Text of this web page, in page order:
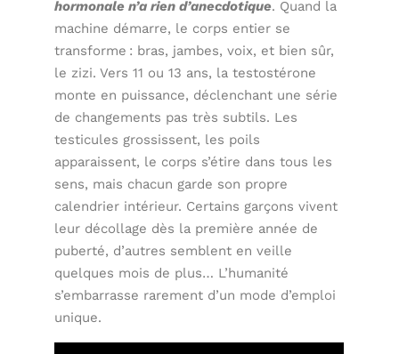
hormonale n’a rien d’anecdotique. Quand la
machine démarre, le corps entier se
transforme : bras, jambes, voix, et bien sûr,
le zizi. Vers 11 ou 13 ans, la testostérone
monte en puissance, déclenchant une série
de changements pas très subtils. Les
testicules grossissent, les poils
apparaissent, le corps s’étire dans tous les
sens, mais chacun garde son propre
calendrier intérieur. Certains garçons vivent
leur décollage dès la première année de
puberté, d’autres semblent en veille
quelques mois de plus… L’humanité
s’embarrasse rarement d’un mode d’emploi
unique.